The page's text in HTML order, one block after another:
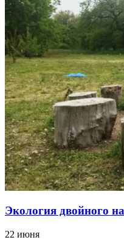
Экология двойного
22 июня